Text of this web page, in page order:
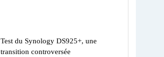
Test du Synology DS925+, une
transition controversée